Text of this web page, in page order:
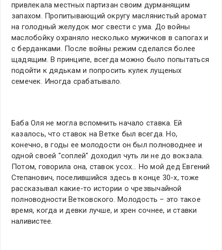
привлекала местных партизан своим дурманящим
запахом. Пропитывающий округу маслянистый аромат
на голодный желудок мог свести с ума. До войны
маслобойку охраняло несколько мужичков в сапогах и
с берданками. После войны режим сделался более
щадящим. В принципе, всегда можно было попытаться
подойти к дядькам и попросить кулек лущеных
семечек. Иногда срабатывало.
Баба Оля не могла вспомнить начало ставка. Ей
казалось, что ставок на Ветке был всегда. Но,
конечно, в годы ее молодости он был полноводнее и
одной своей "соплей" доходил чуть ли не до вокзала.
Потом, говорила она, ставок усох… Но мой дед Евгений
Степанович, поселившийся здесь в конце 30-х, тоже
рассказывал какие-то истории о чрезвычайной
полноводности Ветковского. Молодость – это такое
время, когда и девки лучше, и хрен сочнее, и ставки
наливистее.